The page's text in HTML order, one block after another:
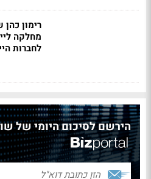
רימון
מחלקה
לחברות
הירשם לסיכום היומי של